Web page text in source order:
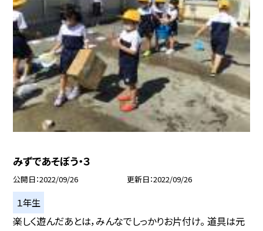
みずであそぼう・３
公開日 2022/09/26 更新日 2022/09/26
１年生
楽しく遊んだあとは，みんなでしっかりお片付け。 道具は元